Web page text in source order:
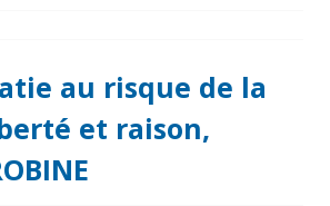
au risque de la
et raison,